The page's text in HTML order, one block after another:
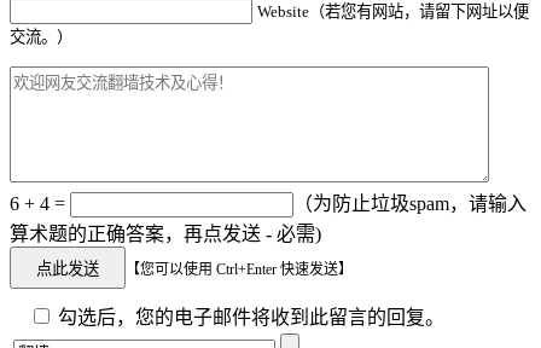
Website（若您有网站，请留下网址以便
交流。）
6 + 4 =
（为防止垃圾spam，请输入
算术题的正确答案，再点发送 - 必需)
【您可以使用 Ctrl+Enter 快速发送】
勾选后，您的电子邮件将收到此留言的回复。